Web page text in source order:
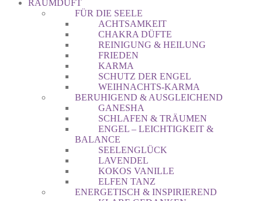
RAUMDUFT
FÜR DIE SEELE
ACHTSAMKEIT
CHAKRA DÜFTE
REINIGUNG & HEILUNG
FRIEDEN
KARMA
SCHUTZ DER ENGEL
WEIHNACHTS-KARMA
BERUHIGEND & AUSGLEICHEND
GANESHA
SCHLAFEN & TRÄUMEN
ENGEL – LEICHTIGKEIT &
BALANCE
SEELENGLÜCK
LAVENDEL
KOKOS VANILLE
ELFEN TANZ
ENERGETISCH & INSPIRIEREND